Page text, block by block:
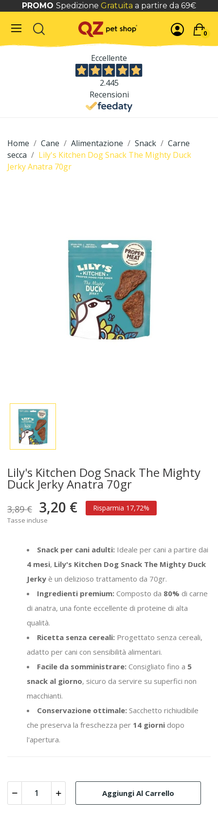
PROMO Spedizione Gratuita a partire da 69€
0
Eccellente
2.445
Recensioni
Home Cane Alimentazione Snack
Carne
secca
Lily's Kitchen Dog Snack The Mighty Duck
Jerky Anatra 70gr
Lily's Kitchen Dog Snack The Mighty
Duck Jerky Anatra 70gr
3,89 € 3,20 € Risparmia 17,72%
Tasse incluse
Snack per cani adulti: Ideale per cani a partire dai
4 mesi, Lily's Kitchen Dog Snack The Mighty Duck
Jerky è un delizioso trattamento da 70gr.
Ingredienti premium: Composto da 80% di carne
di anatra, una fonte eccellente di proteine di alta
qualità.
Ricetta senza cereali: Progettato senza cereali,
adatto per cani con sensibilità alimentari.
Facile da somministrare: Consigliato fino a 5
snack al giorno, sicuro da servire su superfici non
macchianti.
Conservazione ottimale: Sacchetto richiudibile
che preserva la freschezza per 14 giorni dopo
l'apertura.
Aggiungi Al Carrello